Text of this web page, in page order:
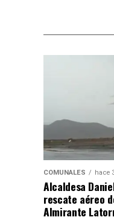
COMUNALES hace
Alcaldesa
rescate aéreo
Almirante